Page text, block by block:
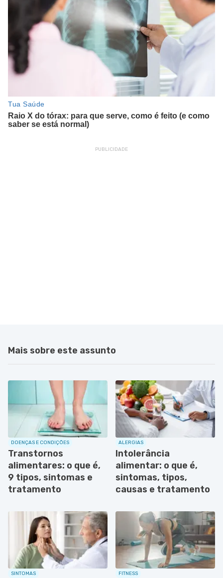
Mais sobre este assunto
DOENÇAS E CONDIÇÕES
Transtornos
alimentares: o que é,
9 tipos, sintomas e
tratamento
ALERGIAS
Intolerância
alimentar: o que é,
sintomas, tipos,
causas e tratamento
SINTOMAS FITNESS